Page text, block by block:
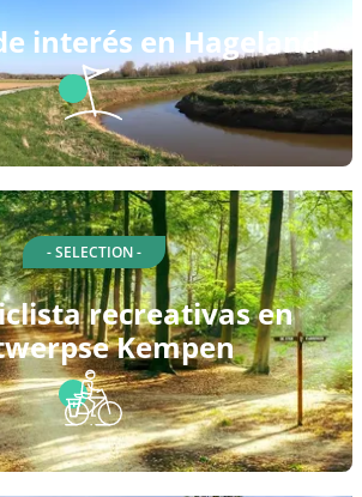
interés en Hageland
- SELECTION -
recreativas en
Kempen